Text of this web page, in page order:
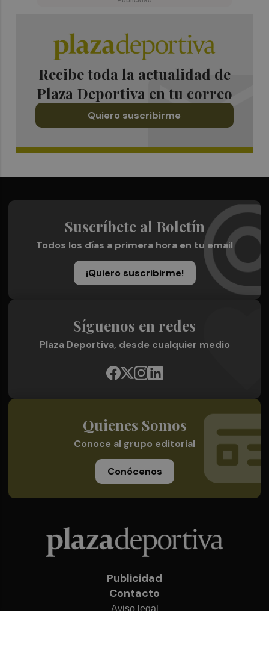
Recibe toda la actualidad de
Plaza Deportiva en tu correo
Quiero suscribirme
Suscríbete al Boletín
Todos los días a primera hora en tu email
¡Quiero suscribirme!
Síguenos en redes
Plaza Deportiva, desde cualquier medio
Quienes Somos
Conoce al grupo editorial
Conócenos
Publicidad
Contacto
Aviso legal